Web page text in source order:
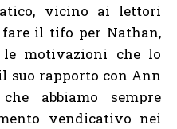
vicino ai lettori
il tifo per Nathan,
motivazioni che lo
suo rapporto con Ann
abbiamo sempre
vendicativo nei